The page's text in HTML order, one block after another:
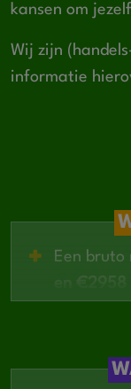
kansen om
Wij zijn
informatie
Een bruto
te behalen